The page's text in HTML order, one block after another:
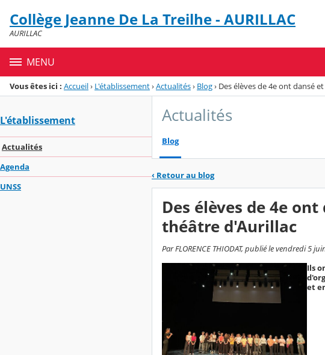
Menu de la rubrique
Contenu
Collège Jeanne De La Treilhe - AURILLAC
AURILLAC
MENU
Vous êtes ici : Accueil› L'établissement›Actualités› Blog› Des élèves de 4e ont dansé
L'établissement
Actualités
Agenda
UNSS
Actualités
Blog
‹ Retour au blog
Des élèves de 4e
théâtre d'Aurillac
Par FLORENCE THIODAT, publié le vendredi 5
Ils
et